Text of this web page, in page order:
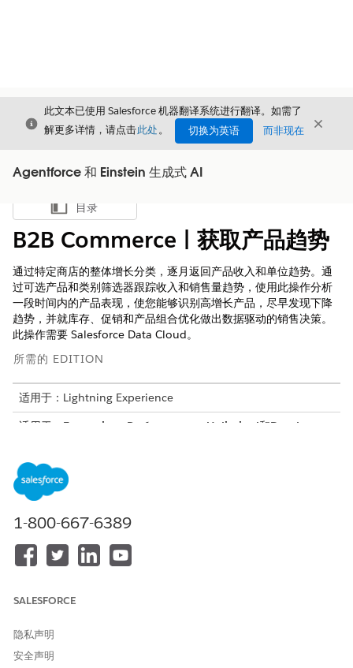
关闭
此文本已使用 Salesforce 机器翻译系统进行翻译。如需了
解更多详情，请点击此处。 切换为英语 而非现在 关闭
Agentforce 和 Einstein 生成式 AI
显示目录
目录
B2B Commerce | 获取产品趋势
通过特定商店的整体增长分类，逐月返回产品收入和单位趋势。通
过可选产品和类别筛选器跟踪收入和销售量趋势，使用此操作分析
一段时间内的产品表现，使您能够识别高增长产品，尽早发现下降
趋势，并就库存、促销和产品组合优化做出数据驱动的销售决策。
此操作需要 Salesforce Data Cloud。
所需的 EDITION
适用于：Lightning Experience
适用于： Enterprise Performance Unlimited和Developer
所需用户权限
请参阅标准客服人员操作的
操作详细信息
API 名称
此操作是否执行一个或多个提
1-800-667-6389
SALESFORCE
隐私声明
安全声明